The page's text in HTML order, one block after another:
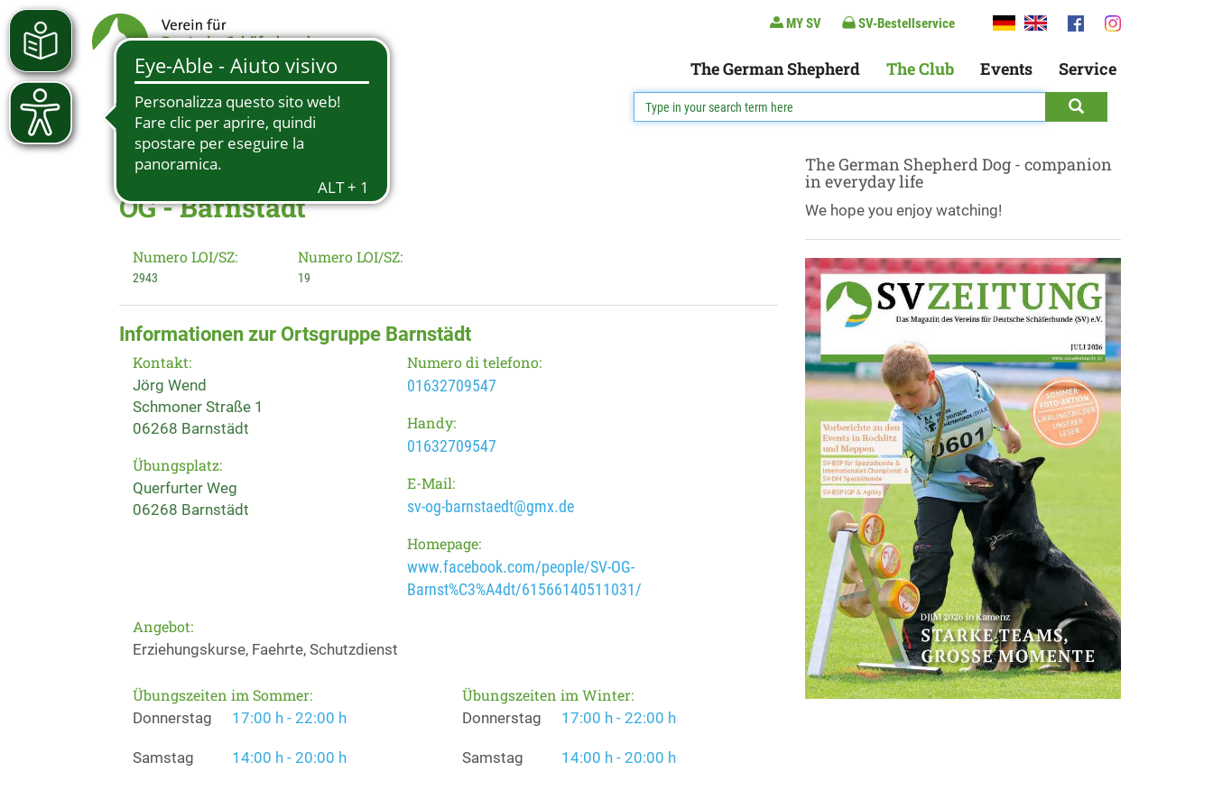
MY SV SV-Bestellservice
The German Shepherd The Club Events Service
OG - Barnstädt
Numero LOI/SZ:
2943
Numero LOI/SZ:
19
Informationen zur Ortsgruppe Barnstädt
Kontakt:
Jörg Wend
Schmoner Straße 1
06268 Barnstädt
Übungsplatz:
Querfurter Weg
06268 Barnstädt
Numero di telefono:
01632709547
Handy:
01632709547
E-Mail:
sv-og-barnstaedt@gmx.de
Homepage:
www.facebook.com/people/SV-OG-
Barnst%C3%A4dt/61566140511031/
Angebot:
Erziehungskurse, Faehrte, Schutzdienst
Übungszeiten im Sommer:
Donnerstag 17:00 h - 22:00 h
Samstag 14:00 h - 20:00 h
Übungszeiten im Winter:
Donnerstag 17:00 h - 22:00 h
Samstag 14:00 h - 20:00 h
The German Shepherd Dog - companion
in everyday life
We hope you enjoy watching!